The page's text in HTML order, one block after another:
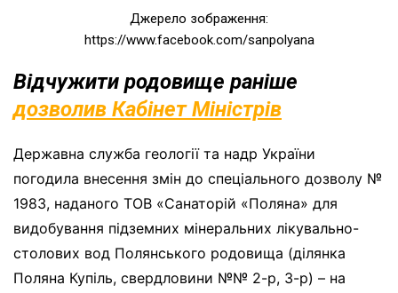
Джерело зображення:
https://www.facebook.com/sanpolyana
Відчужити родовище раніше
дозволив Кабінет Міністрів
Державна служба геології та надр України
погодила внесення змін до спеціального дозволу №
1983, наданого ТОВ «Санаторій «Поляна» для
видобування підземних мінеральних лікувально-
столових вод Полянського родовища (ділянка
Поляна Купіль, свердловини №№ 2-р, 3-р) – на